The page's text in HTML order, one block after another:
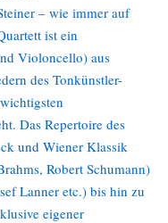
– wie immer auf
ist ein
Violoncello) aus
des Tonkünstler-
Das Repertoire des
und Wiener Klassik
Robert Schumann)
Lanner etc.) bis hin zu
eigener